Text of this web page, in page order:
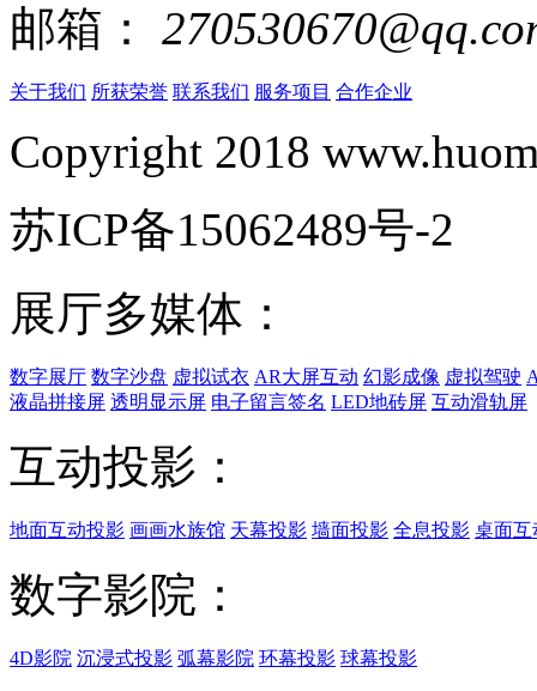
邮箱：
关于我们 所获荣誉 联系我们 服务项目 合作企业
Copyright 2018
苏ICP备15062489号-2
展厅多媒体：
数字展厅 数字沙盘 虚拟试衣 AR大屏互动 幻影成像 虚拟驾驶
液晶拼接屏 透明显示屏 电子留言签名 LED地砖屏 互动滑轨屏
互动投影：
地面互动投影 画画水族馆 天幕投影 墙面投影 全息投影 桌面互
数字影院：
4D影院 沉浸式投影 弧幕影院 环幕投影 球幕投影